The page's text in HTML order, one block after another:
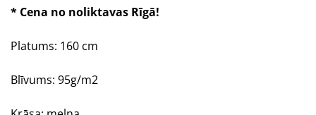
* Cena no noliktavas Rīgā!
Platums: 160 cm
Blīvums: 95g/m2